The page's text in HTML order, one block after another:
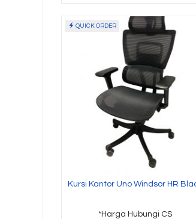
QUICK ORDER
Kursi Kantor Uno Windsor HR
*Harga Hubungi CS